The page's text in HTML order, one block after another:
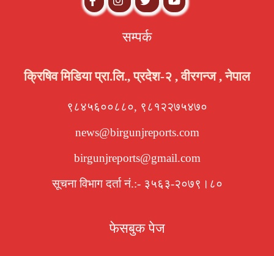
सम्पर्क
क्रिषिव मिडिया प्रा.लि., प्रदेश-२ , वीरगन्ज , नेपाल
९८४५६००८८०, ९८१२२७५४७०
news@birgunjreports.com
birgunjreports@gmail.com
सूचना विभाग दर्ता नं.:- ३५६३-२०७९।८०
फेसबुक पेज